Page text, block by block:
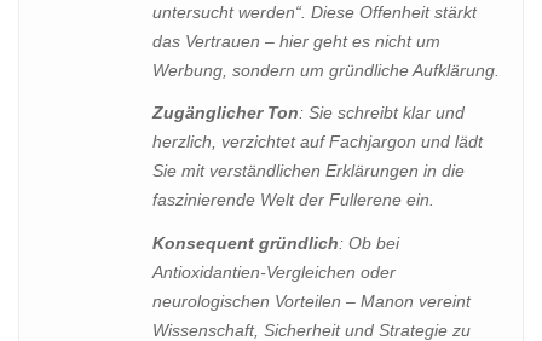
untersucht werden“. Diese Offenheit stärkt
das Vertrauen – hier geht es nicht um
Werbung, sondern um gründliche Aufklärung.
Zugänglicher Ton: Sie schreibt klar und
herzlich, verzichtet auf Fachjargon und lädt
Sie mit verständlichen Erklärungen in die
faszinierende Welt der Fullerene ein.
Konsequent gründlich: Ob bei
Antioxidantien-Vergleichen oder
neurologischen Vorteilen – Manon vereint
Wissenschaft, Sicherheit und Strategie zu